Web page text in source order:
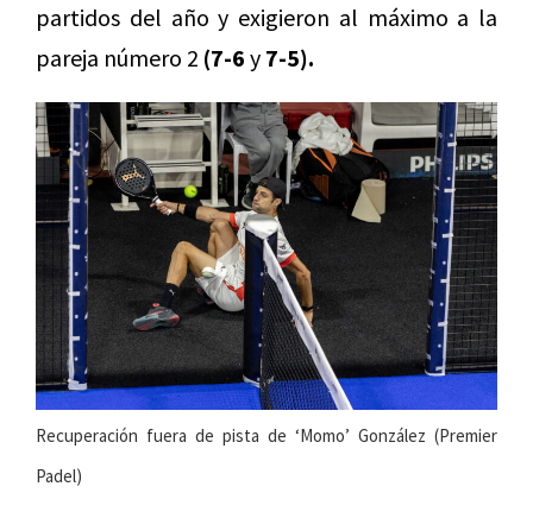
partidos del año y exigieron al máximo a la
pareja número 2 (7-6 y 7-5).
Recuperación fuera de pista de ‘Momo’ González (Premier
Padel)